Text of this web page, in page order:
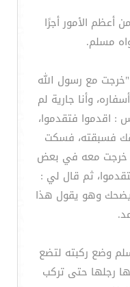
أعظم الأمور أجرًا
مسلم.
مع رسول الله
وأنا جارية لم
: اقدموا فتقدموا،
فسبقته، فسكت
خرجت معه في بعض
ثم قال لي :
وهو يقول هذا
وضع ركبته لتضع
رجلها حتى تركب